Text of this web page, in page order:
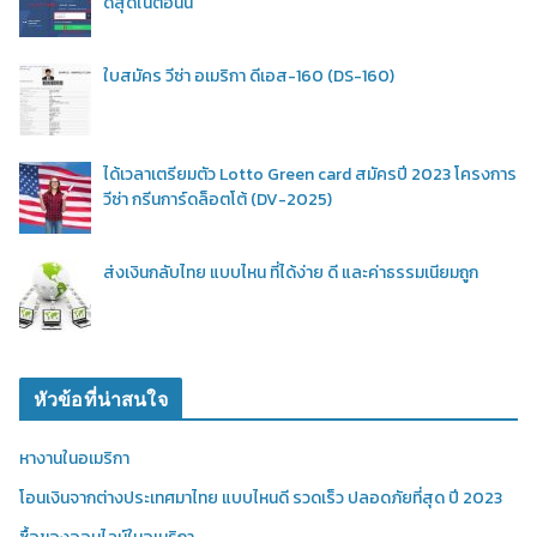
ใบสมัคร วีซ่า อเมริกา ดีเอส-160 (DS-160)
ได้เวลาเตรียมตัว Lotto Green card สมัครปี 2023 โครงการ
วีซ่า กรีนการ์ดล็อตโต้ (DV-2025)
ส่งเงินกลับไทย แบบไหน ที่ได้ง่าย ดี และค่าธรรมเนียมถูก
หัวข้อที่น่าสนใจ
หางานในอเมริกา
โอนเงินจากต่างประเทศมาไทย แบบไหนดี รวดเร็ว ปลอดภัยที่สุด ปี 2023